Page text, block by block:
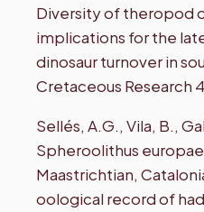
Diversity of theropod
implications for the
dinosaur turnover in
Cretaceous Research
Sellés, A.G., Vila, B.,
Spheroolithus
Maastrichtian,
oological record of